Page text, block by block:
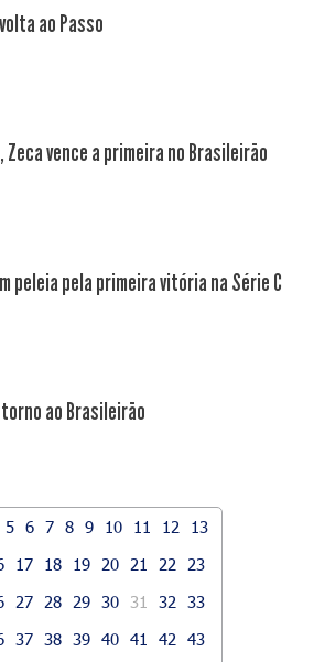
ao Passo
Zeca vence a primeira no Brasileirão
peleia pela primeira vitória na Série C
ao Brasileirão
5 6 7 8 9 10 11 12
13
17 18 19 20 21 22
23
27 28 29 30 31 32
33
37 38 39 40 41 42
43